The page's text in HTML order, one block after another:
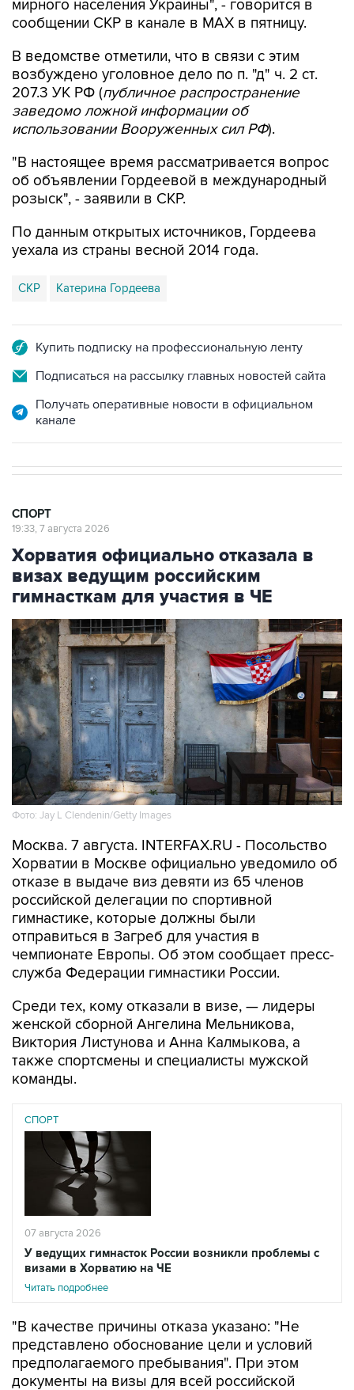
В ведомстве отметили, что в связи с этим
207.3 УК РФ ( публичное распространение
заведомо ложной информации об
использовании Вооруженных сил РФ).
"В настоящее время рассматривается вопрос
розыск", - заявили в СКР.
По данным открытых источников, Гордеева
СКР Катерина Гордеева
Подписаться на рассылку главных новостей сайта
Получать оперативные новости в официальном
Хорватия официально отказала в
визах ведущим российским
гимнасткам для участия в ЧЕ
Фото: Jay L Clendenin/Getty Images
Москва. 7 августа. INTERFAX.RU - Посольство
отказе в выдаче виз девяти из 65 членов
российской делегации по спортивной
гимнастике, которые должны были
отправиться в Загреб для участия в
чемпионате Европы. Об этом сообщает пресс-
служба Федерации гимнастики России.
Среди тех, кому отказали в визе, — лидеры
Виктория Листунова и Анна Калмыкова, а
также спортсмены и специалисты мужской
команды.
СПОРТ
07 августа 2026
У ведущих гимнасток России возникли проблемы с
визами в Хорватию на ЧЕ
Читать подробнее
"В качестве причины отказа указано: "Не
предполагаемого пребывания". При этом
документы на визы для всей российской
делегации подавались одновременно и с
одинаковым комплектом подтверждающих